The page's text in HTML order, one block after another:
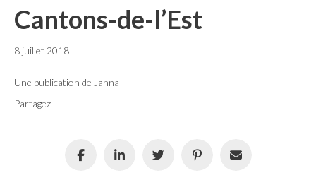
Cantons-de-l’Est
8 juillet 2018
Une publication de Janna
Partagez